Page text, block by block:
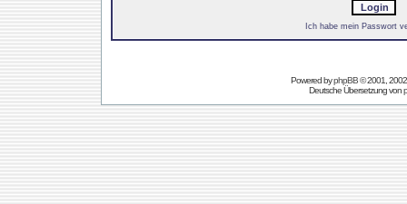
Ich habe mein Passwort
Powered byphpBB© 2001,
Deutsche Übersetzung von